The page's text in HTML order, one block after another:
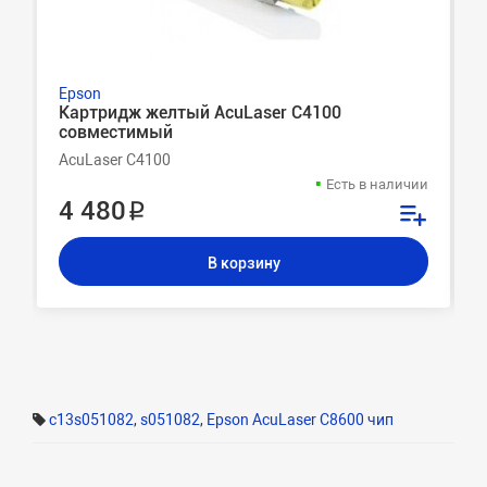
Epson
Картридж желтый AcuLaser C4100
совместимый
AcuLaser C4100
Есть в наличии
4 480 ₽
В корзину
c13s051082, s051082, Epson AcuLaser C8600 чип